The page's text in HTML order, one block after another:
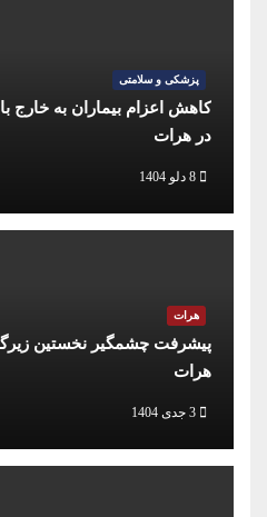
پزشکی و سلامتی
کاهش اعزام بیماران به
در هرات
8 دلو 1404
هرات
پیشرفت چشمگیر نخستین
هرات
3 جدی 1404